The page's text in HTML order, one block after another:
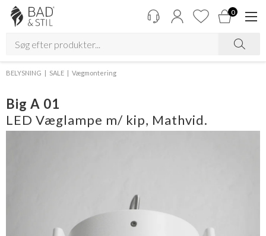
0
BELYSNING SALE Vægmontering
Big A 01
LED Væglampe m/ kip, Mathvid.